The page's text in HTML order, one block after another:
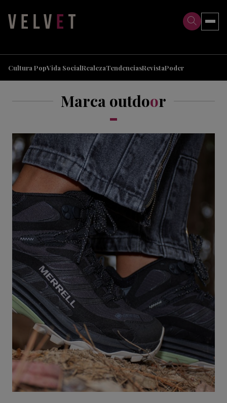
Cultura PopVida SocialRealezaTendenciasRevistaPoder
Marca outdoor